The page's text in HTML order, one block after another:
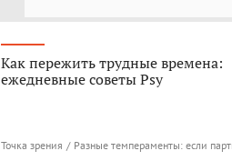
Как пережить трудные времена:
ежедневные советы Psy
Точка зрения / Разные темпераменты: если